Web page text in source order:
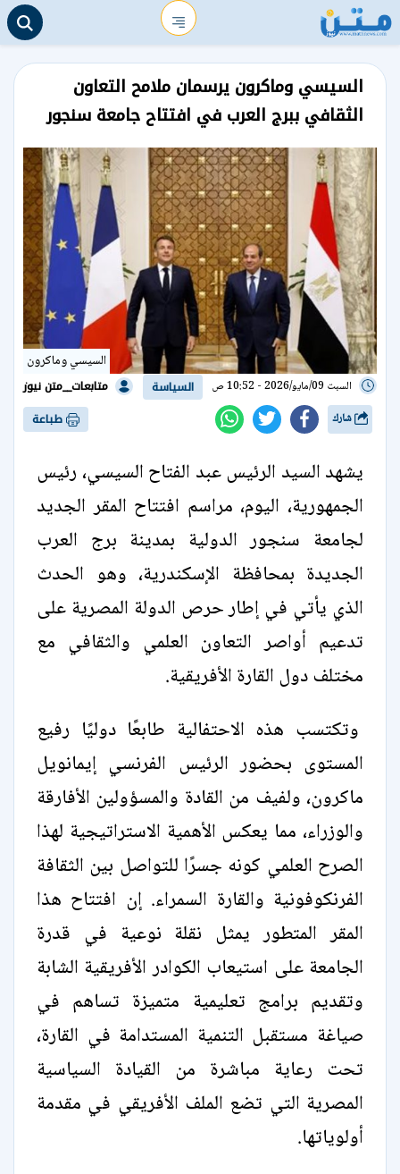
السيسي وماكرون يرسمان ملامح التعاون
الثقافي ببرج العرب في افتتاح جامعة سنجور
السيسي وماكرون
السبت 09/مايو/2026 - 10:52 ص السياسة متابعات__متن نيوز
طباعة
يشهد السيد الرئيس عبد الفتاح السيسي، رئيس
الجمهورية، اليوم، مراسم افتتاح المقر الجديد
لجامعة سنجور الدولية بمدينة برج العرب
الجديدة بمحافظة الإسكندرية، وهو الحدث
الذي يأتي في إطار حرص الدولة المصرية على
تدعيم أواصر التعاون العلمي والثقافي مع
مختلف دول القارة الأفريقية.
وتكتسب هذه الاحتفالية طابعًا دوليًا رفيع
المستوى بحضور الرئيس الفرنسي إيمانويل
ماكرون، ولفيف من القادة والمسؤولين الأفارقة
والوزراء، مما يعكس الأهمية الاستراتيجية لهذا
الصرح العلمي كونه جسرًا للتواصل بين الثقافة
الفرنكوفونية والقارة السمراء. إن افتتاح هذا
المقر المتطور يمثل نقلة نوعية في قدرة
الجامعة على استيعاب الكوادر الأفريقية الشابة
وتقديم برامج تعليمية متميزة تساهم في
صياغة مستقبل التنمية المستدامة في القارة،
تحت رعاية مباشرة من القيادة السياسية
المصرية التي تضع الملف الأفريقي في مقدمة
أولوياتها.